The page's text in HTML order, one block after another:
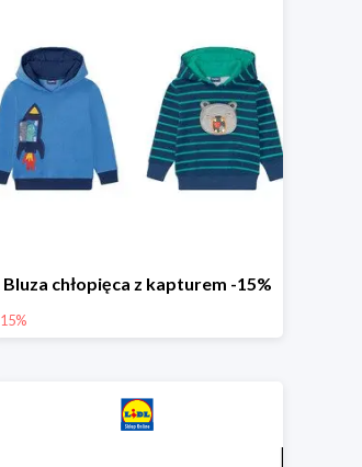
Bluza chłopięca z kapturem -15%
15%